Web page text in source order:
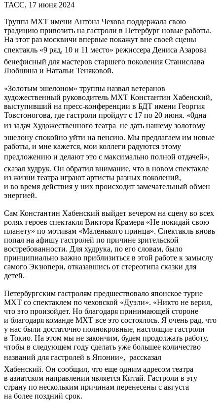
ТАСС, 17 июня 2024
Труппа МХТ имени Антона Чехова поддержала свою
традицию привозить на гастроли в Петербург новые работы.
На этот раз москвичи впервые покажут вне своей сцены
спектакль «9 ряд, 10 и 11 место» режиссера Дениса Азарова 
бенефисный для мастеров старшего поколения Станислава
Любшина и Натальи Теняковой.
«Золотым эшелоном» труппы назвал ветеранов
художественный руководитель МХТ Константин Хабенский,
выступивший на пресс-конференции в БДТ имени Георгия
Товстоногова, где гастроли пройдут с 17 по 20 июня. «0дна
из задач Художественного театра  не дать нашему золотому
эшелону спокойно уйти на пенсию. Мы предлагаем им новые
работы, и мне кажется, мои коллеги радуются этому
предложению и делают это с максимально полной отдачей», 
сказал худрук. Он обратил внимание, что в новом спектакле
из жизни театра играют артисты разных поколений,
и во время действия у них происходит замечательный обмен
энергией.
Сам Константин Хабенский выйдет вечером на сцену во всех
ролях героев спектакля Виктора Крамера «Не покидай свою
планету» по мотивам «Маленького принца». Спектакль вновь
попал на афишу гастролей по причине зрительской
востребованности. Для худрука, по его словам, было
принципиально важно приблизиться в этой работе к замыслу
самого Экзюпери, отказавшись от стереотипа сказки для
детей.
Петербургским гастролям предшествовало японское турне
МХТ со спектаклем по чеховской «Дуэли». «Никто не верил,
что это произойдет. Но благодаря принимающей стороне
и благодаря команде МХТ все это состоялось. Я очень рад, что
у нас были достаточно полнокровные, настоящие гастроли
в Токио. На этом мы не закончим, будем продолжать работу,
чтобы в следующем году сделать уже большее количество
названий для гастролей в Японии»,  рассказал
Хабенский. Он сообщил, что еще одним адресом театра
в азиатском направлении является Китай. Гастроли в эту
страну по нескольким причинам перенесены с августа
на более поздний срок.